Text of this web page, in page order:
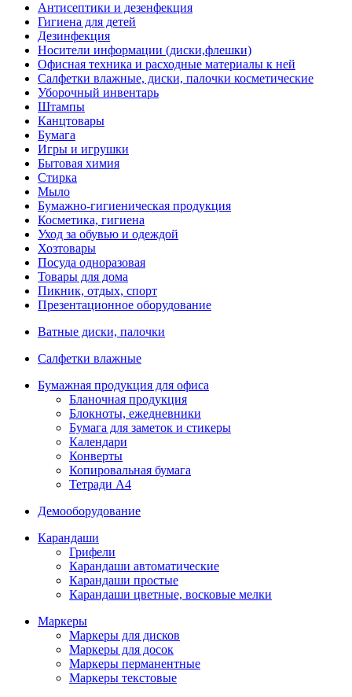
Антисептики и дезенфекция
Гигиена для детей
Дезинфекция
Носители информации (диски,флешки)
Офисная техника и расходные материалы к ней
Салфетки влажные, диски, палочки косметические
Уборочный инвентарь
Штампы
Канцтовары
Бумага
Игры и игрушки
Бытовая химия
Стирка
Мыло
Бумажно-гигиеническая продукция
Косметика, гигиена
Уход за обувью и одеждой
Хозтовары
Посуда одноразовая
Товары для дома
Пикник, отдых, спорт
Презентационное оборудование
Ватные диски, палочки
Салфетки влажные
Бумажная продукция для офиса
Бланочная продукция
Блокноты, ежедневники
Бумага для заметок и стикеры
Календари
Конверты
Копировальная бумага
Тетради А4
Демооборудование
Карандаши
Грифели
Карандаши автоматические
Карандаши простые
Карандаши цветные, восковые мелки
Маркеры
Маркеры для дисков
Маркеры для досок
Маркеры перманентные
Маркеры текстовые